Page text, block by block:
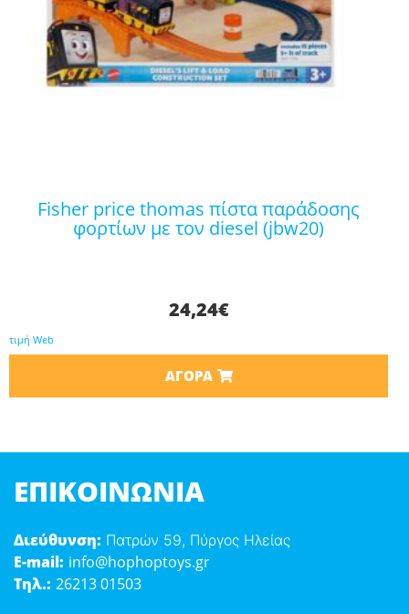
fisher price thomas πίστα παράδοσης
φορτίων με τον diesel (jbw20)
24,24€
τιμή Web
ΑΓΟΡΆ
ΕΠΙΚΟΙΝΩΝΊΑ
Διεύθυνση: Πατρών 59, Πύργος Ηλείας
E-mail: info@hophoptoys.gr
Τηλ.: 26213 01503